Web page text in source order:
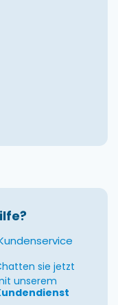
sie jetzt
unserem